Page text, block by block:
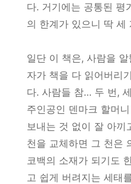
다. 거기에는 공통된 평
의 한계가 있으니 딱 세
일단 이 책은, 사람을
자가 책을 다 읽어버리
다. 사람들 참… 두 번,
주인공인 덴마크 할머
보내는 것 없이 잘 아끼
천을 교체하면 그 천은
코백의 소재가 되기도
고 쉽게 버려지는 세태